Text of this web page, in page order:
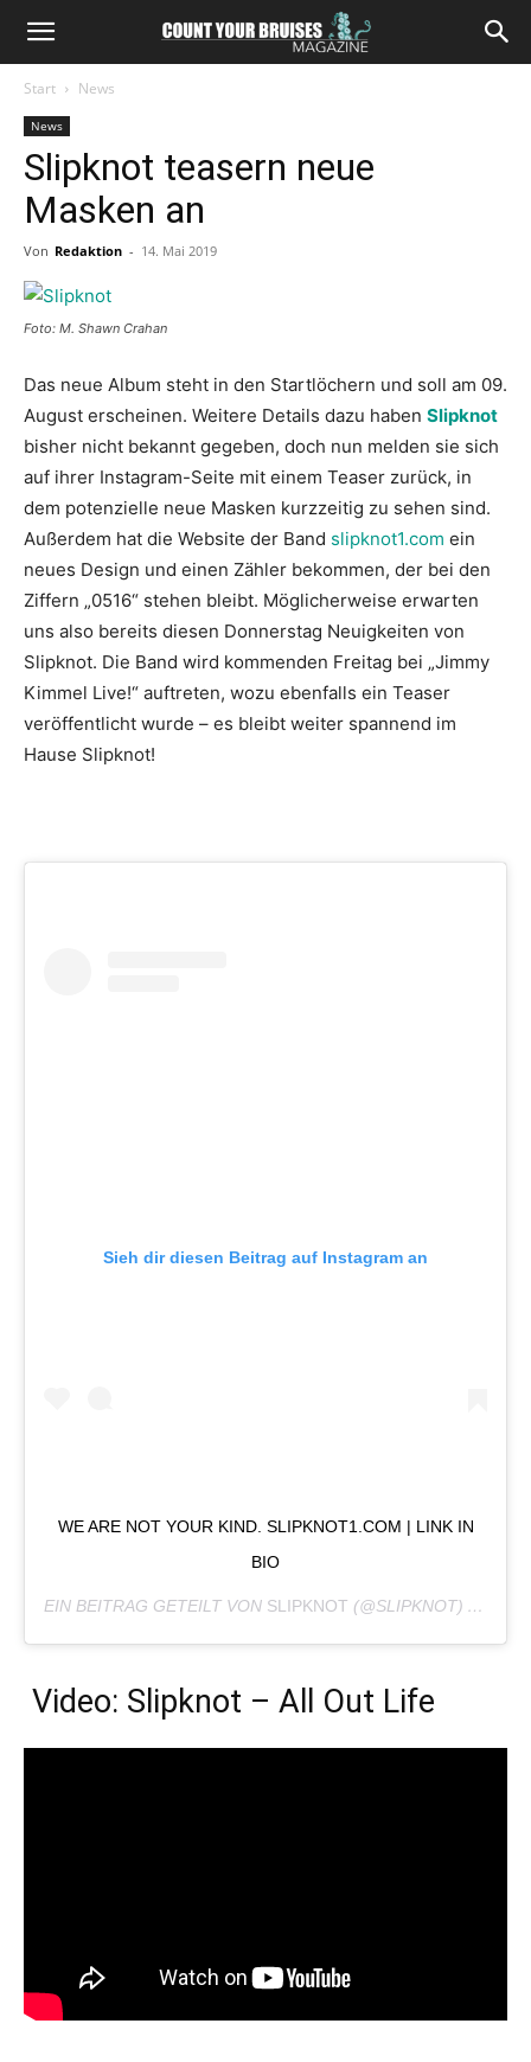
Start News
News
Slipknot teasern neue
Masken an
Von Redaktion - 14. Mai 2019
Foto: M. Shawn Crahan
Das neue Album steht in den Startlöchern und soll am 09.
August erscheinen. Weitere Details dazu haben Slipknot
bisher nicht bekannt gegeben, doch nun melden sie sich
auf ihrer Instagram-Seite mit einem Teaser zurück, in
dem potenzielle neue Masken kurzzeitig zu sehen sind.
Außerdem hat die Website der Band slipknot1.com ein
neues Design und einen Zähler bekommen, der bei den
Ziffern „0516“ stehen bleibt. Möglicherweise erwarten
uns also bereits diesen Donnerstag Neuigkeiten von
Slipknot. Die Band wird kommenden Freitag bei „Jimmy
Kimmel Live!“ auftreten, wozu ebenfalls ein Teaser
veröffentlicht wurde – es bleibt weiter spannend im
Hause Slipknot!
Sieh dir diesen Beitrag auf Instagram an
WE ARE NOT YOUR KIND. SLIPKNOT1.COM | LINK IN
BIO
EIN BEITRAG GETEILT VON SLIPKNOT (@SLIPKNOT) AM
Video: Slipknot – All Out Life